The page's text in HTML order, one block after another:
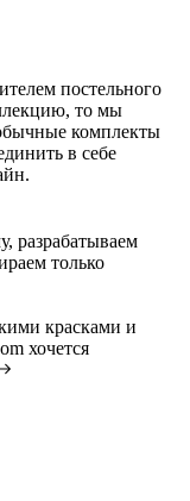
постельного
то мы
комплекты
в себе
разрабатываем
только
красками и
хочется